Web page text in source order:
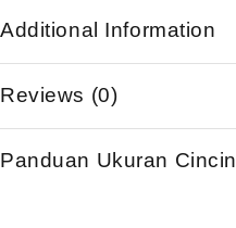
Additional Information
Reviews (0)
Panduan Ukuran Cincin